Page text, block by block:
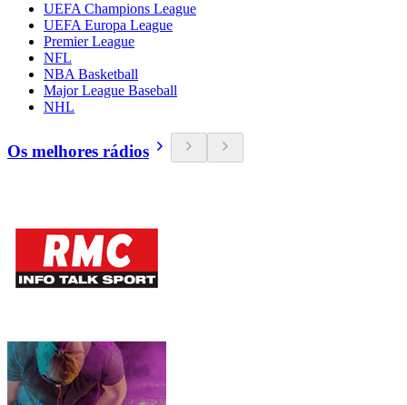
UEFA Champions League
UEFA Europa League
Premier League
NFL
NBA Basketball
Major League Baseball
NHL
Os melhores rádios